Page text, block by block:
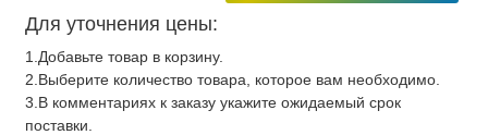
Для уточнения цены:
1.Добавьте товар в корзину.
2.Выберите количество товара, которое вам необходимо.
3.В комментариях к заказу укажите ожидаемый срок
поставки.